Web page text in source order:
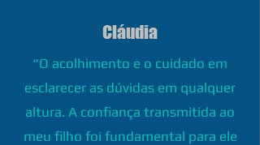
Cláudia
“O acolhimento e o cuidado em
esclarecer as dúvidas em qualquer
altura. A confiança transmitida ao
meu filho foi fundamental para ele